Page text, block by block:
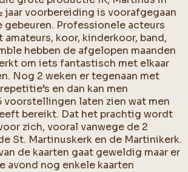
jaar voorbereiding is voorafgegaan
gebeuren. Professionele acteurs
amateurs, koor, kinderkoor, band,
hebben de afgelopen maanden
om iets fantastisch met elkaar
Nog 2 weken er tegenaan met
en dan kan men
voorstellingen laten zien wat men
bereikt. Dat het prachtig wordt
zich, vooral vanwege de 2
St. Martinuskerk en de Martinikerk.
de kaarten gaat geweldig maar er
avond nog enkele kaarten